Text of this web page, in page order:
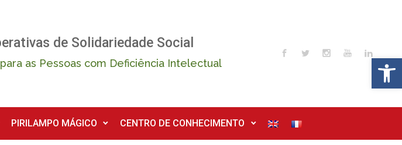
de Solidariedade Social
as Pessoas com Deficiência Intelectual
PIRILAMPO MÁGICO CENTRO DE CONHECIMENTO